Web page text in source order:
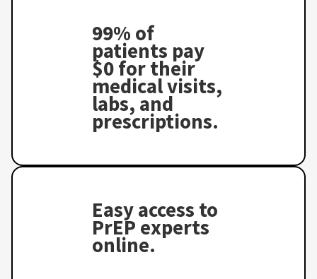
99% of
patients pay
$0 for their
medical visits,
labs, and
prescriptions.
Easy access to
PrEP experts
online.